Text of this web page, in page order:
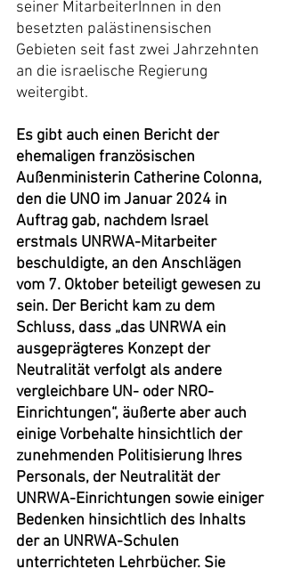
seiner MitarbeiterInnen in den
besetzten palästinensischen
Gebieten seit fast zwei Jahrzehnten
an die israelische Regierung
weitergibt.
Es gibt auch einen Bericht der
ehemaligen französischen
Außenministerin Catherine Colonna,
den die UNO im Januar 2024 in
Auftrag gab, nachdem Israel
erstmals UNRWA-Mitarbeiter
beschuldigte, an den Anschlägen
vom 7. Oktober beteiligt gewesen zu
sein. Der Bericht kam zu dem
Schluss, dass „das UNRWA ein
ausgeprägteres Konzept der
Neutralität verfolgt als andere
vergleichbare UN- oder NRO-
Einrichtungen“, äußerte aber auch
einige Vorbehalte hinsichtlich der
zunehmenden Politisierung Ihres
Personals, der Neutralität der
UNRWA-Einrichtungen sowie einiger
Bedenken hinsichtlich des Inhalts
der an UNRWA-Schulen
unterrichteten Lehrbücher. Sie